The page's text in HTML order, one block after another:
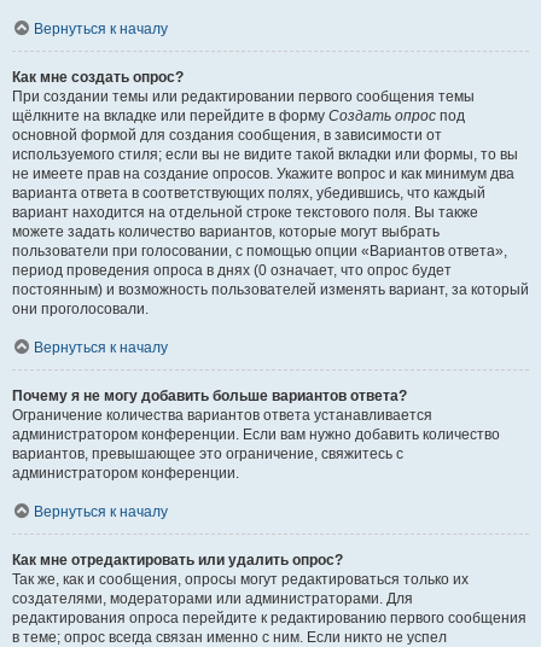
Вернуться к началу
Как мне создать опрос?
При создании темы или редактировании первого сообщения темы
щёлкните на вкладке или перейдите в форму Создать опрос под
основной формой для создания сообщения, в зависимости от
используемого стиля; если вы не видите такой вкладки или формы, то вы
не имеете прав на создание опросов. Укажите вопрос и как минимум два
варианта ответа в соответствующих полях, убедившись, что каждый
вариант находится на отдельной строке текстового поля. Вы также
можете задать количество вариантов, которые могут выбрать
пользователи при голосовании, с помощью опции «Вариантов ответа»,
период проведения опроса в днях (0 означает, что опрос будет
постоянным) и возможность пользователей изменять вариант, за который
они проголосовали.
Вернуться к началу
Почему я не могу добавить больше вариантов ответа?
Ограничение количества вариантов ответа устанавливается
администратором конференции. Если вам нужно добавить количество
вариантов, превышающее это ограничение, свяжитесь с
администратором конференции.
Вернуться к началу
Как мне отредактировать или удалить опрос?
Так же, как и сообщения, опросы могут редактироваться только их
создателями, модераторами или администраторами. Для
редактирования опроса перейдите к редактированию первого сообщения
в теме; опрос всегда связан именно с ним. Если никто не успел